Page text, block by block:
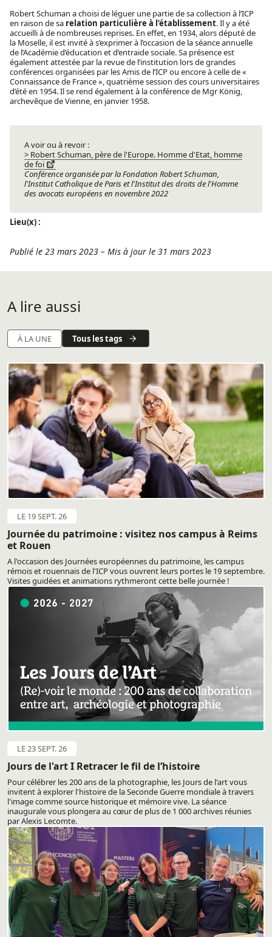
Robert Schuman a choisi de léguer une partie de sa collection à l’ICP
en raison de sa relation particulière à l’établissement. Il y a été
accueilli à de nombreuses reprises. En effet, en 1934, alors député de
la Moselle, il est invité à s’exprimer à l’occasion de la séance annuelle
de l’Académie d’éducation et d’entraide sociale. Sa présence est
également attestée par la revue de l’institution lors de grandes
conférences organisées par les Amis de l’ICP ou encore à celle de «
Connaissance de France », quatrième session des cours universitaires
d’été en 1954. Il se rend également à la conférence de Mgr König,
archevêque de Vienne, en janvier 1958.
A voir ou à revoir :
> Robert Schuman, père de l'Europe. Homme d'Etat, homme
de foi
Conférence organisée par la Fondation Robert Schuman,
l'Institut Catholique de Paris et l'Institut des droits de l'Homme
des avocats européens en novembre 2022
Lieu(x) :
Publié le 23 mars 2023 – Mis à jour le 31 mars 2023
A lire aussi
À LA UNE Tous les tags
LE 19 SEPT. 26
Journée du patrimoine : visitez nos campus à Reims
et Rouen
A l'occasion des Journées européennes du patrimoine, les campus
rémois et rouennais de l'ICP vous ouvrent leurs portes le 19 septembre.
Visites guidées et animations rythmeront cette belle journée !
LE 23 SEPT. 26
Jours de l'art I Retracer le fil de l’histoire
Pour célébrer les 200 ans de la photographie, les Jours de l'art vous
invitent à explorer l'histoire de la Seconde Guerre mondiale à travers
l'image comme source historique et mémoire vive. La séance
inaugurale vous plongera au cœur de plus de 1 000 archives réunies
par Alexis Lecomte.